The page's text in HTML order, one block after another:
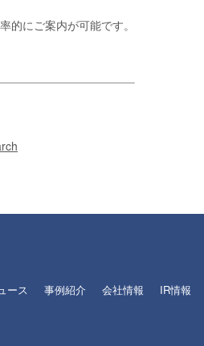
的にご案内が可能です。
ース 事例紹介 会社情報 IR情報